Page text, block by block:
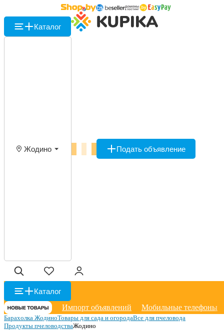
Каталог
Жодино Подать объявление
Каталог
Импорт объявлений
Мобильные телефоны
Барахолка ЖодиноТовары для сада и огородаВсе для пчеловода
Продукты пчеловодстваЖодино